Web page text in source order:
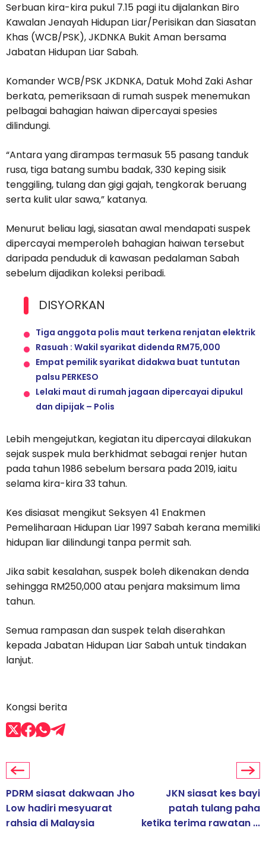
Serbuan kira-kira pukul 7.15 pagi itu dijalankan Biro
Kawalan Jenayah Hidupan Liar/Perisikan dan Siasatan
Khas (WCB/PSK), JKDNKA Bukit Aman bersama
Jabatan Hidupan Liar Sabah.
Komander WCB/PSK JKDNKA, Datuk Mohd Zaki Ashar
berkata, pemeriksaan di rumah suspek menemukan
pelbagai bahagian haiwan dipercayai spesies
dilindungi.
“Antara yang dirampas termasuk 55 pasang tanduk
rusa, tiga batang sumbu badak, 330 keping sisik
tenggiling, tulang dan gigi gajah, tengkorak beruang
serta kulit ular sawa,” katanya.
Menurut beliau lagi, siasatan awal mendapati suspek
dipercayai memperoleh bahagian haiwan tersebut
daripada penduduk di kawasan pedalaman Sabah
sebelum dijadikan koleksi peribadi.
DISYORKAN
Tiga anggota polis maut terkena renjatan elektrik
Rasuah : Wakil syarikat didenda RM75,000
Empat pemilik syarikat didakwa buat tuntutan
palsu PERKESO
Lelaki maut di rumah jagaan dipercayai dipukul
dan dipijak – Polis
Lebih mengejutkan, kegiatan itu dipercayai dilakukan
sejak suspek mula berkhidmat sebagai renjer hutan
pada tahun 1986 sebelum bersara pada 2019, iaitu
selama kira-kira 33 tahun.
Kes disiasat mengikut Seksyen 41 Enakmen
Pemeliharaan Hidupan Liar 1997 Sabah kerana memiliki
hidupan liar dilindungi tanpa permit sah.
Jika sabit kesalahan, suspek boleh dikenakan denda
sehingga RM250,000 atau penjara maksimum lima
tahun.
Semua rampasan dan suspek telah diserahkan
kepada Jabatan Hidupan Liar Sabah untuk tindakan
lanjut.
Kongsi berita
PDRM siasat dakwaan Jho
Low hadiri mesyuarat
rahsia di Malaysia
JKN siasat kes bayi
patah tulang paha
ketika terima rawatan ...